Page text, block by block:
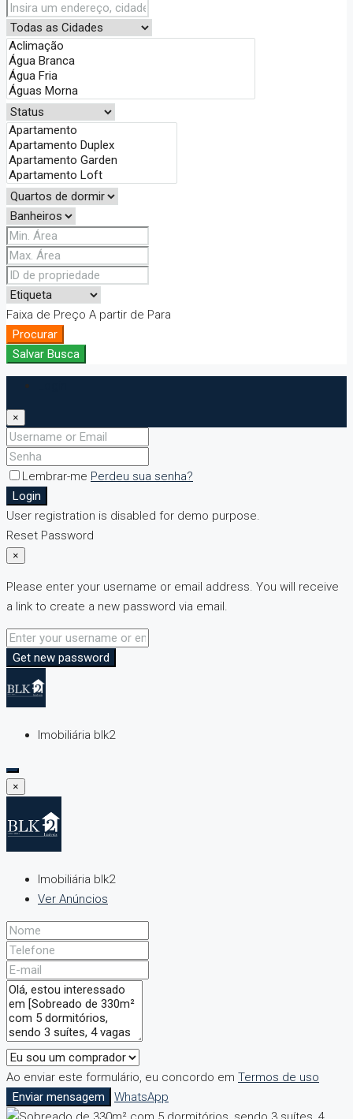
Faixa de Preço A partir de Para
Procurar
Salvar Busca
×
Lembrar-me Perdeu sua senha?
Login
User registration is disabled for demo purpose.
Reset Password
×
Please enter your username or email address. You will receive
a link to create a new password via email.
Get new password
Imobiliária blk2
×
Imobiliária blk2
Ver Anúncios
Ao enviar este formulário, eu concordo em Termos de uso
Enviar mensagem
WhatsApp